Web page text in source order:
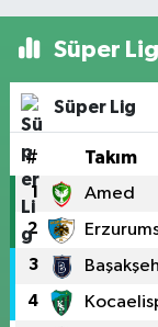
Süper
Süper Lig
# Takım
1 Amed
2
3
4